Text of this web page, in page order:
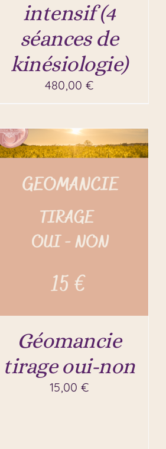
intensif (4
séances de
kinésiologie)
480,00 €
Géomancie
tirage oui-non
15,00 €